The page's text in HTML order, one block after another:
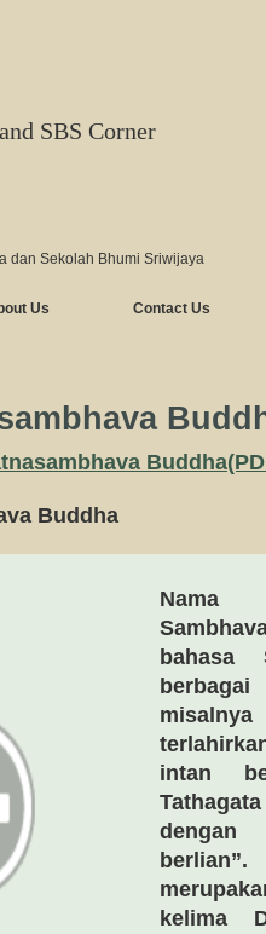
SBS Corner
dan Sekolah Bhumi Sriwijaya
Us Contact Us
Buddha
Nama
bahasa
misalnya
intan
kelima